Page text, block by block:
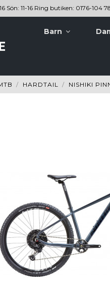
Sön: 11-16 Ring butiken: 0176-104
Barn
HARDTAIL NISHIKI